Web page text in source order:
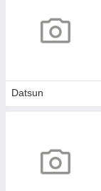
Datsun